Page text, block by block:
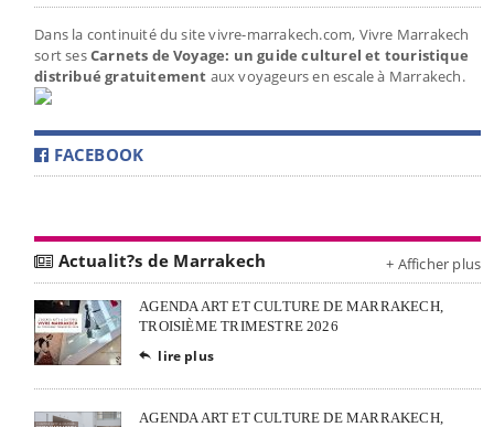
Dans la continuité du site vivre-marrakech.com, Vivre Marrakech
sort sesCarnets de Voyage: un guide culturel et touristique
distribué gratuitement aux voyageurs en escale à Marrakech.
FACEBOOK
Actualit?s de Marrakech + Afficher plus
AGENDA ART ET CULTURE DE MARRAKECH,
TROISIÈME TRIMESTRE 2026
 lire plus
AGENDA ART ET CULTURE DE MARRAKECH,